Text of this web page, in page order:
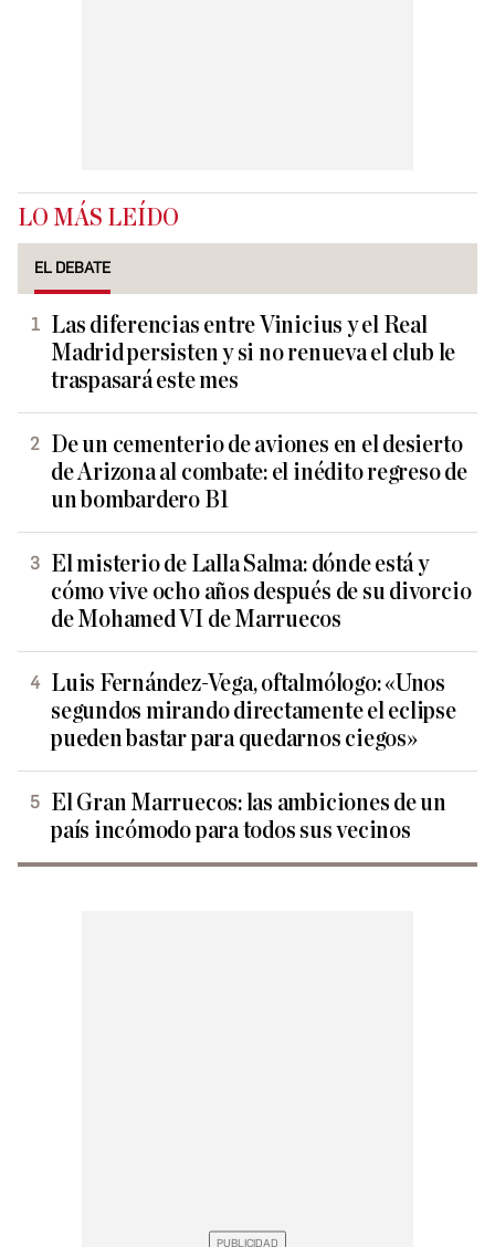
LO MÁS LEÍDO
EL DEBATE
Las diferencias entre Vinicius y el Real
Madrid persisten y si no renueva el club le
traspasará este mes
De un cementerio de aviones en el desierto
de Arizona al combate: el inédito regreso de
un bombardero B1
El misterio de Lalla Salma: dónde está y
cómo vive ocho años después de su divorcio
de Mohamed VI de Marruecos
Luis Fernández-Vega, oftalmólogo: «Unos
segundos mirando directamente el eclipse
pueden bastar para quedarnos ciegos»
El Gran Marruecos: las ambiciones de un
país incómodo para todos sus vecinos